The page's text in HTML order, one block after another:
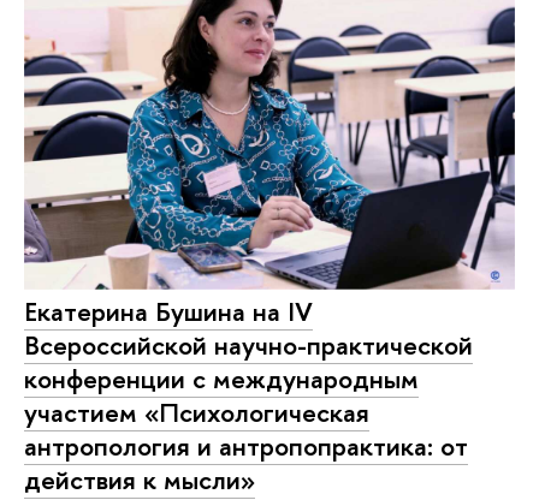
Екатерина Бушина на IV
Всероссийской научно-практической
конференции с международным
участием «Психологическая
антропология и антропопрактика: от
действия к мысли»